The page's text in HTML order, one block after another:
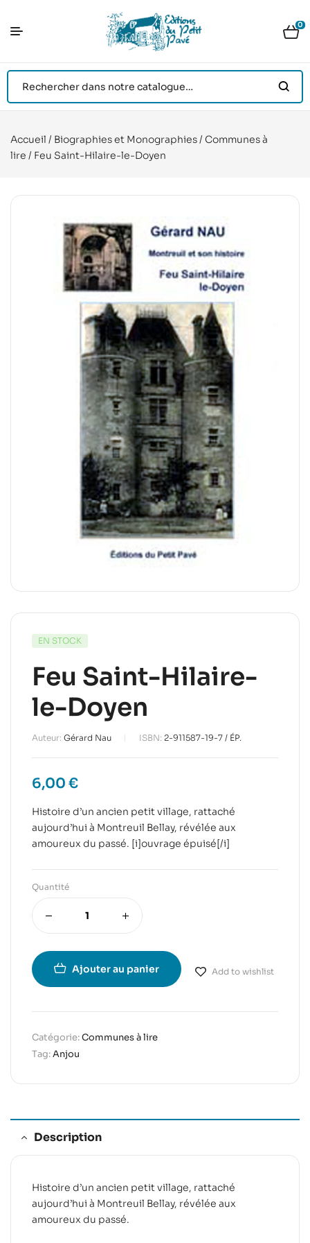
0
Accueil / Biographies et Monographies/ Communes à
lire / Feu Saint-Hilaire-le-Doyen
EN STOCK
Feu Saint-Hilaire-
le-Doyen
Auteur: Gérard Nau ISBN: 2-911587-19-7 / ÉP.
6,00 €
Histoire d’un ancien petit village, rattaché
aujourd’hui à Montreuil Bellay, révélée aux
amoureux du passé. [i]ouvrage épuisé[/i]
Quantité
Ajouter au panier Add to wishlist
Catégorie:Communes à lire
Tag:Anjou
Description
Histoire d’un ancien petit village, rattaché
aujourd’hui à Montreuil Bellay, révélée aux
amoureux du passé.